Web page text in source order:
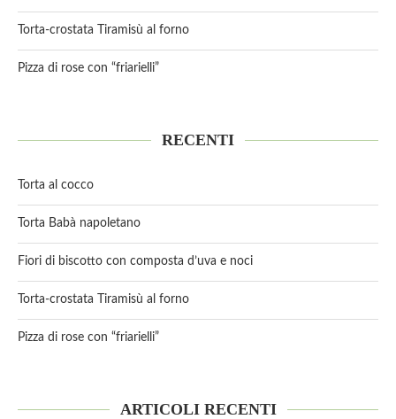
Torta-crostata Tiramisù al forno
Pizza di rose con “friarielli”
RECENTI
Torta al cocco
Torta Babà napoletano
Fiori di biscotto con composta d’uva e noci
Torta-crostata Tiramisù al forno
Pizza di rose con “friarielli”
ARTICOLI RECENTI